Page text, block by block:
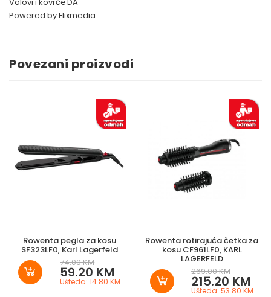
Powered by Flixmedia
Povezani proizvodi
Rowenta pegla za kosu
SF323LF0, Karl Lagerfeld
74.00 KM
59.20 KM
Ušteda: 14.80 KM
Rowenta rotirajuća četka za
kosu CF961LF0, KARL
LAGERFELD
269.00 KM
215.20 KM
Ušteda: 53.80 KM